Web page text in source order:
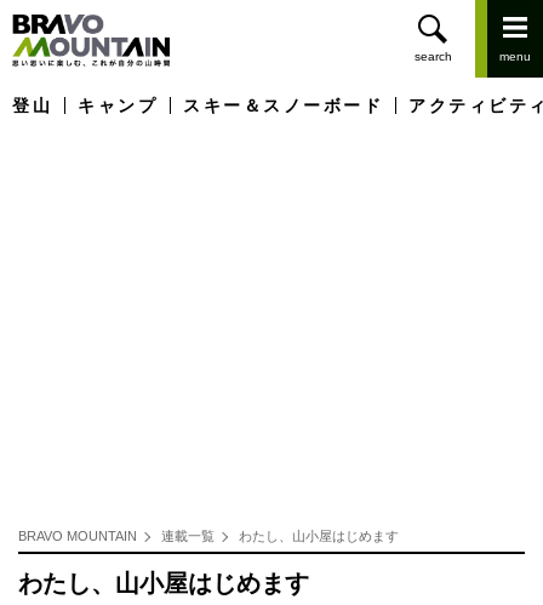
登山 キャンプ スキー＆スノーボード アクティビテ
BRAVO MOUNTAIN 連載一覧 わたし、山小屋はじめます
わたし、山小屋はじめます